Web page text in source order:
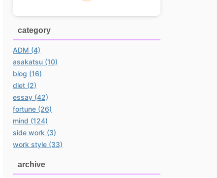
category
ADM (4)
asakatsu (10)
blog (16)
diet (2)
essay (42)
fortune (26)
mind (124)
side work (3)
work style (33)
archive